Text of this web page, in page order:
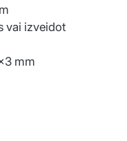
vai izveidot
mm